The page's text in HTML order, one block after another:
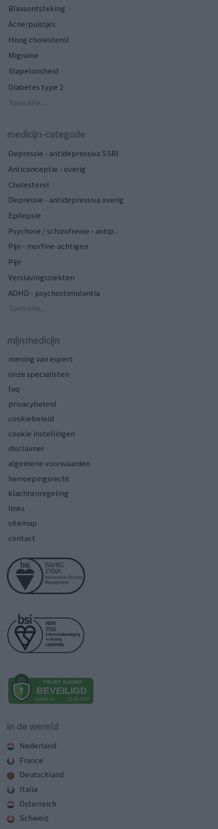
Blaasontsteking
Acne/puistjes
Hoog cholesterol
Migraine
Slapeloosheid
Diabetes type 2
Toon alle...
medicijn-categorie
Depressie - antidepressiva SSRI
Anticonceptie - overig
Cholesterol
Depressie - antidepressiva overig
Epilepsie
Psychose / schizofrenie - antip...
Pijn - morfine-achtigen
Pijn
Verslavingsziekten
ADHD - psychostimulantia
Toon alle...
mijnmedicijn
mening van expert
onze specialisten
faq
privacybeleid
cookiebeleid
cookie instellingen
disclaimer
algemene voorwaarden
herroepingsrecht
klachtenregeling
links
sitemap
contact
in de wereld
Nederland
France
Deutschland
Italia
Österreich
Schweiz